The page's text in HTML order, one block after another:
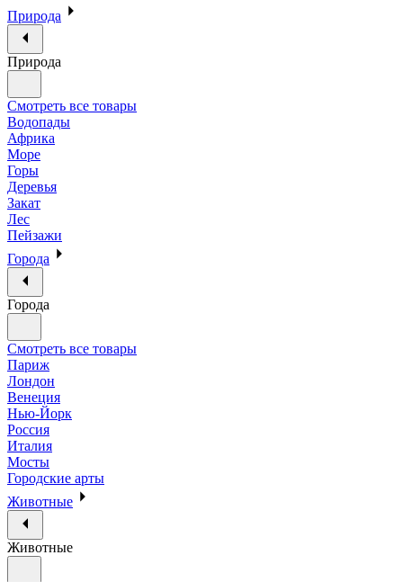
Природа
Природа
Смотреть все товары
Водопады
Африка
Море
Горы
Деревья
Закат
Лес
Пейзажи
Города
Города
Смотреть все товары
Париж
Лондон
Венеция
Нью-Йорк
Россия
Италия
Мосты
Городские арты
Животные
Животные